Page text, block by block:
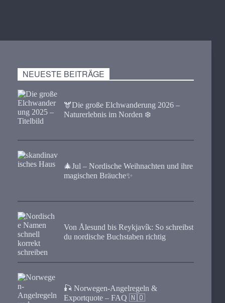
NEUESTE BEITRÄGE
🫎​Die große Elchwanderung 2026 –
Naturerlebnis im Norden ❄️
🎄Jul – Nordische Weihnachten und ihre
magischen Bräuche✨
Von Ålesund bis Reykjavík: So schreibst
du nordische Buchstaben richtig
🎣 Norwegen-Angelregeln &
Exportquote – FAQ 🇳🇴